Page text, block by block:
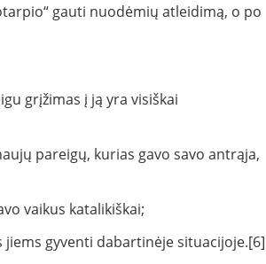
gauti nuodėmių atleidimą, o po
grįžimas į ją yra visiškai
pareigų, kurias gavo savo antrąja,
vaikus katalikiškai;
jiems gyventi dabartinėje situacijoje.[6]